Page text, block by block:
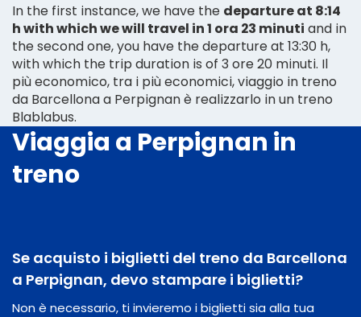
In the first instance, we have the departure at 8:14
h with which we will travel in 1 ora 23 minuti and in
the second one, you have the departure at 13:30 h,
with which the trip duration is of 3 ore 20 minuti. Il
più economico, tra i più economici, viaggio in treno
da Barcellona a Perpignan è realizzarlo in un treno
Blablabus.
Viaggia a Perpignan in
treno
Se acquisto i biglietti del treno da Barcellona
a Perpignan, devo stampare i biglietti?
Non è necessario, ti invieremo i biglietti sia alla tua